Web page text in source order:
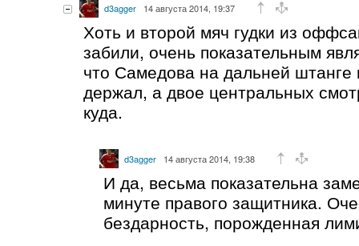
d3agger 14 августа 2014, 19:37
Хоть и второй мяч гудки из
забили, очень показательным
что Самедова на дальней
держал, а двое центральных
куда.
d3agger 14 августа 2014, 19:38
И да, весьма показательна
минуте правого защитника.
бездарность, порожденная